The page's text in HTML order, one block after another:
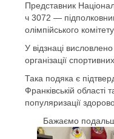
Представник
ч 3072 —
олімпійського
У відзнаці
організації
Така подяка є
Франківській області
популяризації
Бажаємо